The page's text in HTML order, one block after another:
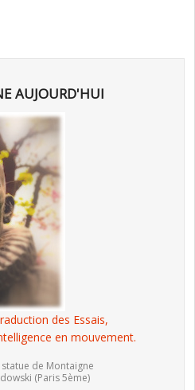
AUJOURD'HUI
des Essais,
en mouvement.
de Montaigne
(Paris 5ème)